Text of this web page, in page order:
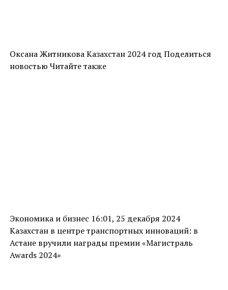
Оксана Житникова Казахстан 2024 год Поделиться
новостью Читайте также
Экономика и бизнес 16:01, 25 декабря 2024
Казахстан в центре транспортных инноваций: в
Астане вручили награды премии «Магистраль
Awards 2024»